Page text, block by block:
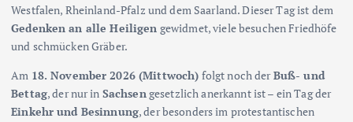
Westfalen, Rheinland-Pfalz und dem Saarland. Dieser Tag ist dem
Gedenken an alle Heiligen gewidmet, viele besuchen Friedhöfe
und schmücken Gräber.
Am 18. November 2026 (Mittwoch) folgt noch derBuß- und
Bettag, der nur in Sachsen gesetzlich anerkannt ist – ein Tag der
Einkehr und Besinnung, der besonders im protestantischen